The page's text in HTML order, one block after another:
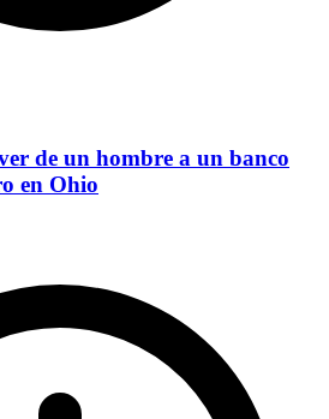
de un hombre a un banco
en Ohio